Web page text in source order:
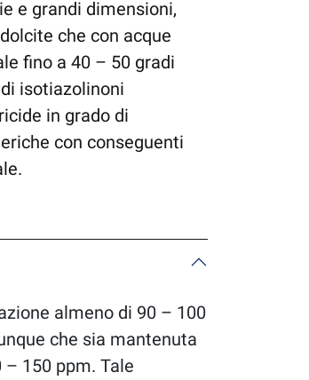
e grandi dimensioni,
che con acque
fino a 40 – 50 gradi
isotiazolinoni
in grado di
con conseguenti
almeno di 90 – 100
che sia mantenuta
150 ppm. Tale